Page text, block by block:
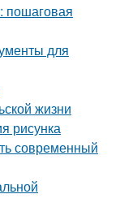
пошаговая
для
жизни
рисунка
современный